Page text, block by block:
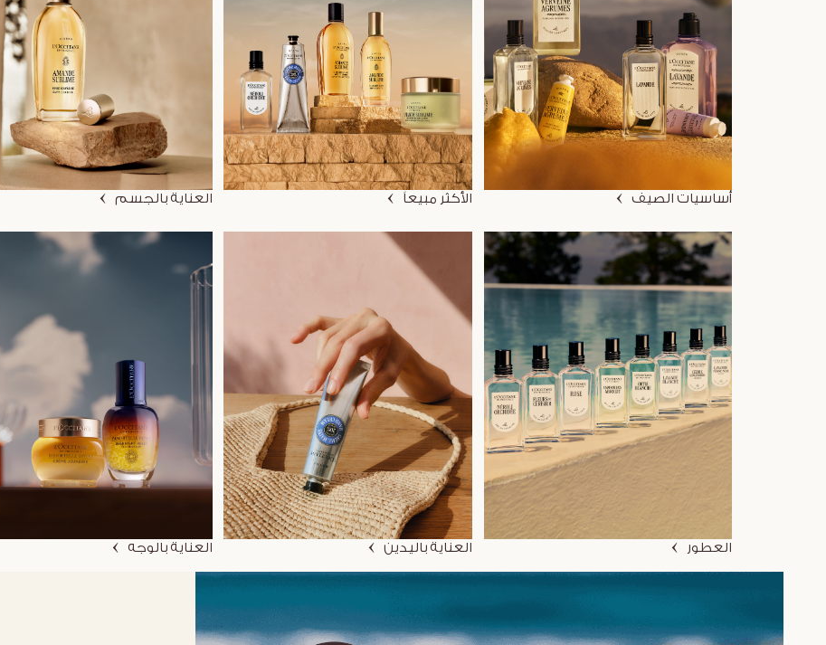
أساسيات الصيف الأكثر مبيعاً العناية بالجسم
العطور العناية باليدين العناية بالوجه